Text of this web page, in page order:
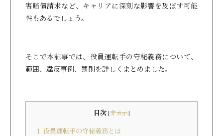
害賠償請求など、キャリアに深刻な影響を及ぼす可能
性もあるでしょう。
そこで本記事では、役員運転手の守秘義務について、
範囲、違反事例、罰則を詳しくまとめました。
目次 [非表示]
1. 役員運転手の守秘義務とは